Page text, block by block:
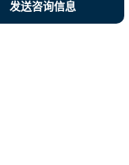
发送咨询信息